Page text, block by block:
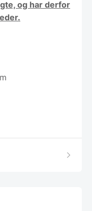
og har derfor